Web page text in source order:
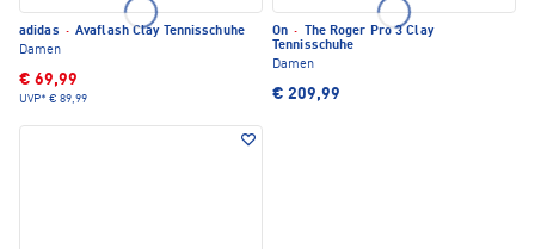
adidas · Avaflash Clay Tennisschuhe
Damen
€ 69,99
UVP* € 89,99
On ·
The Roger Pro 3 Clay
Tennisschuhe
Damen
€ 209,99